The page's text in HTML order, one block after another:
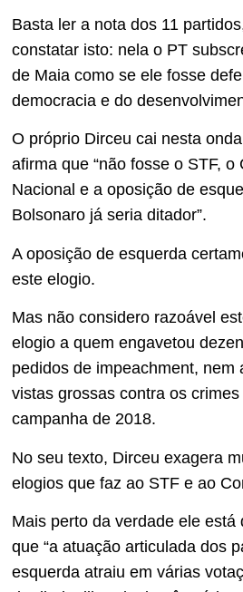
Basta ler a nota dos 11
constatar isto: nela o PT
de Maia como se ele fosse
democracia e do
O próprio Dirceu cai nesta
afirma que “não fosse o STF, o
Nacional e a oposição de
Bolsonaro já seria ditador”.
A oposição de esquerda
este elogio.
Mas não considero razoável
elogio a quem engavetou
pedidos de impeachment, nem
vistas grossas contra os
campanha de 2018.
No seu texto, Dirceu exagera
elogios que faz ao STF e ao
Mais perto da verdade ele está
que “a atuação articulada dos
esquerda atraiu em várias